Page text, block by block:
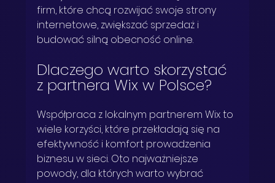
firm, które chcą rozwijać swoje strony
internetowe, zwiększać sprzedaż i
budować silną obecność online.
Dlaczego warto skorzystać
z partnera Wix w Polsce?
Współpraca z lokalnym partnerem Wix to
wiele korzyści, które przekładają się na
efektywność i komfort prowadzenia
biznesu w sieci. Oto najważniejsze
powody, dla których warto wybrać